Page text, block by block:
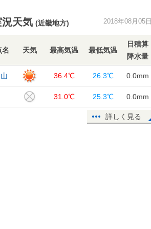
暦ではまもなく秋ですが、暑さは衰
山形県で記録的短時間大雨情報
05日14:16
40度迫る暑さ 関東は徐々に台風の
況天気 (近畿地方) 2018年08月05日
名 天気 最高気温 最低気温
日積算
降水量
36.4℃ 26.3℃ 0.0mm
31.0℃ 25.3℃ 0.0mm
詳しく見る